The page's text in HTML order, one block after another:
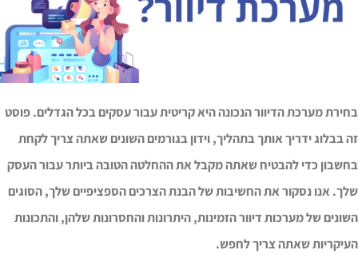
מערכת הדיוור הנכונה היא קריטית עבור עסקים בכל הגדלים. פוסט
בבלוג ידריך אותך בתהליך, וידון בגורמים השונים שאתה צריך לקחת
כדי להבטיח שאתה מקבל את ההחלטה הטובה ביותר עבור העסק
אנו נסקור את החשיבות של הבנת הצרכים הספציפיים שלך, הסוגים
של מערכות דיוור הזמינות, היתרונות והחסרונות שלהן, והתכונות
שאתה צריך לחפש.